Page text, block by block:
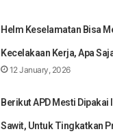
Helm Keselamatan Bisa
Kecelakaan Kerja, Apa
12 January, 2026
Berikut APD Mesti
Sawit, Untuk Tingkatkan